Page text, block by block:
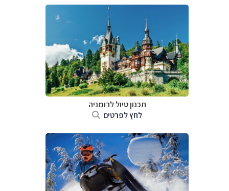
תכנון טיול לרומניה
לחץ לפרטים